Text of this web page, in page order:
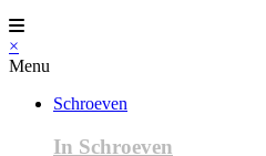
×
Menu
Schroeven
In Schroeven